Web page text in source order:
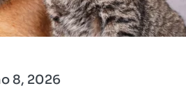
8, 2026